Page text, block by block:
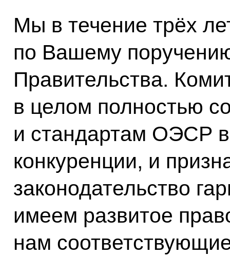
Мы в течение трёх
по Вашему
Правительства.
в целом полностью
и стандартам ОЭСР
конкуренции, и
законодательство
имеем развитое
нам